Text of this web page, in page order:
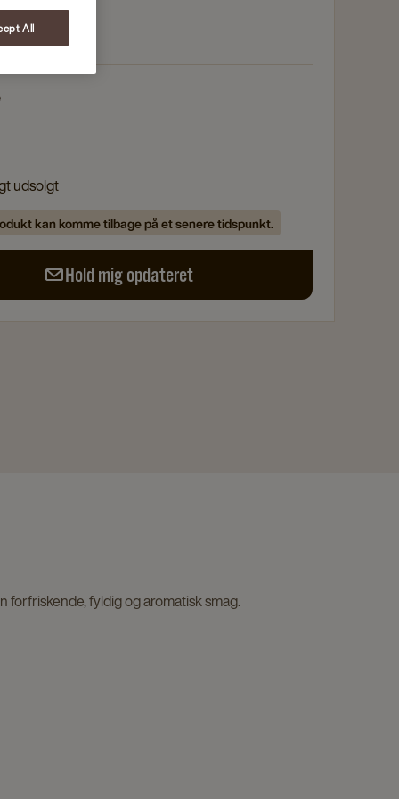
udsolgt
kan komme tilbage på et senere tidspunkt.
Hold mig opdateret
fyldig og aromatisk smag.
All